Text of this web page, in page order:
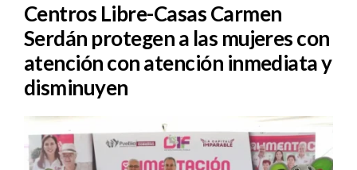
Centros Libre-Casas Carmen
Serdán protegen a las mujeres con
atención con atención inmediata y
disminuyen